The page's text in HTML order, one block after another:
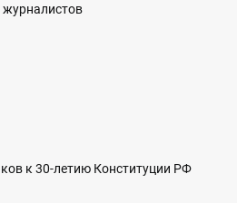
к 30-летию Конституции РФ